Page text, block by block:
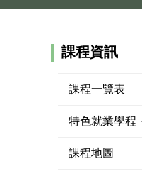
課程資訊
課程一覽表
特色就業學程
課程地圖